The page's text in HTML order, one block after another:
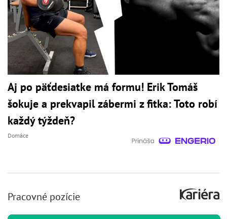
Aj po päťdesiatke má formu! Erik Tomáš
šokuje a prekvapil zábermi z fitka: Toto robí
každý týždeň?
Domáce
Pracovné pozície